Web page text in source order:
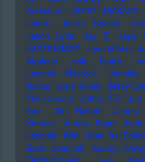
Addiction
Janet Jackson
Jantra
Jarvis Cocker
Jason Lytle
Jay Z Jaye
Jazzmatazz Jean-Michel
Airplane
Jello Biafra
Jennifer Rostock
Balzer Jerry Butler Jerry
The Damaja Jethro Tull Jim
Kerr
Jim Rakete
Kimmel
Jimmy Page
Joachim Witt Joan As
Baez JoanJett Joanna